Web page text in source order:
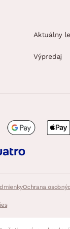
Ochrana
Aktuálny
Výpredaj